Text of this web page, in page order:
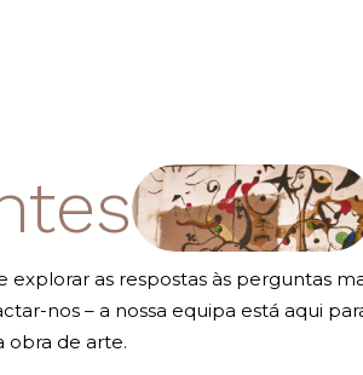
as respostas às perguntas
nos – a nossa equipa está aqui
obra de arte.